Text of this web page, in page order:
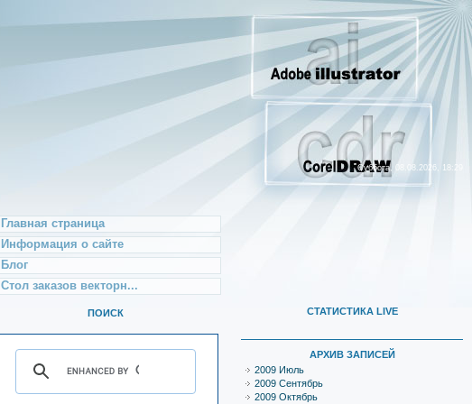
Суббота, 08.08.2026, 18:29
Главная страница
Информация о сайте
Блог
Стол заказов векторн...
ПОИСК СТАТИСТИКА LIVE
АРХИВ ЗАПИСЕЙ
2009 Июль
2009 Сентябрь
2009 Октябрь